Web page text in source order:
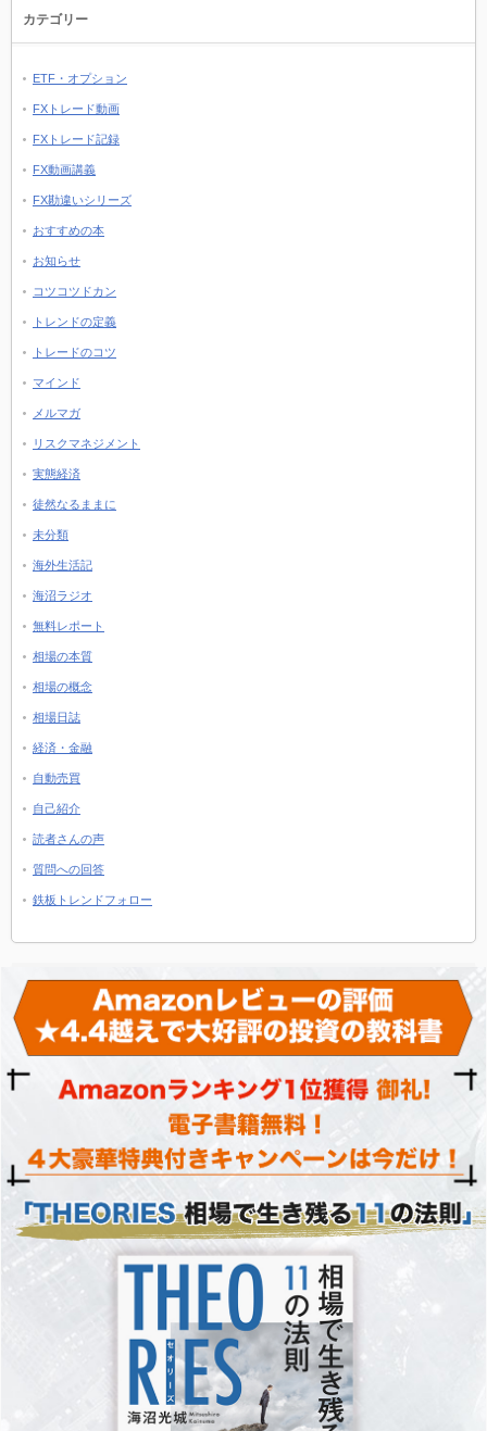
カテゴリー
ETF・オプション
FXトレード動画
FXトレード記録
FX動画講義
FX勘違いシリーズ
おすすめの本
お知らせ
コツコツドカン
トレンドの定義
トレードのコツ
マインド
メルマガ
リスクマネジメント
実態経済
徒然なるままに
未分類
海外生活記
海沼ラジオ
無料レポート
相場の本質
相場の概念
相場日誌
経済・金融
自動売買
自己紹介
読者さんの声
質問への回答
鉄板トレンドフォロー